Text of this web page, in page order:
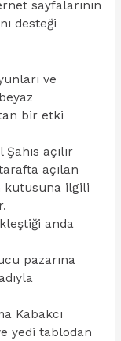
sayfalarının
desteği
ve
bir etki
açılır
açılan
kutusuna ilgili
anda
pazarına
Kabakcı
yedi tablodan